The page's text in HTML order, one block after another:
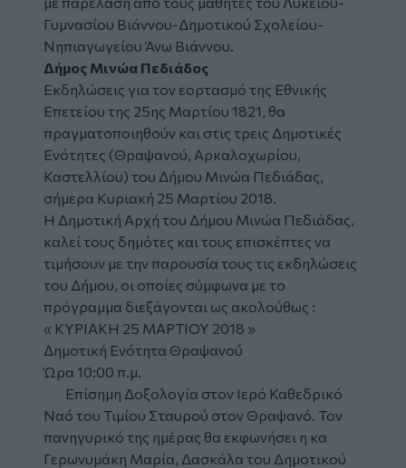
Γυμνασίου Βιάννου-Δημοτικού Σχολείου-
Νηπιαγωγείου Άνω Βιάννου.
Δήμος Μινώα Πεδιάδος
Εκδηλώσεις για τον εορτασμό της Εθνικής
Επετείου της 25ης Μαρτίου 1821, θα
πραγματοποιηθούν και στις τρεις Δημοτικές
Ενότητες (Θραψανού, Αρκαλοχωρίου,
Καστελλίου) του Δήμου Μινώα Πεδιάδας,
σήμερα Κυριακή 25 Μαρτίου 2018.
Η Δημοτική Αρχή του Δήμου Μινώα Πεδιάδας,
καλεί τους δημότες και τους επισκέπτες να
τιμήσουν με την παρουσία τους τις εκδηλώσεις
του Δήμου, οι οποίες σύμφωνα με το
πρόγραμμα διεξάγονται ως ακολούθως :
« ΚΥΡΙΑΚΗ 25 ΜΑΡΤΙΟΥ 2018 »
Δημοτική Ενότητα Θραψανού
Ώρα 10:00 π.μ.
Επίσημη Δοξολογία στον Ιερό Καθεδρικό
Ναό του Τιμίου Σταυρού στον Θραψανό. Τον
πανηγυρικό της ημέρας θα εκφωνήσει η κα
Γερωνυμάκη Μαρία, Δασκάλα του Δημοτικού